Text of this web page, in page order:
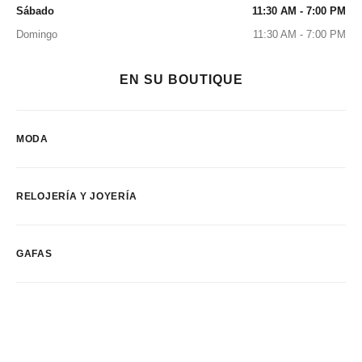
Sábado
11:30 AM - 7:00 PM
Domingo
11:30 AM - 7:00 PM
EN SU BOUTIQUE
MODA
RELOJERÍA Y JOYERÍA
GAFAS